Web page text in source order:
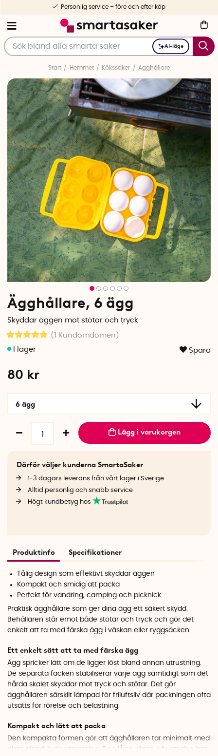
AI-läge
Personlig service – före och efter köp
Start Hemmet Kökssaker Ägghållare
Ägghållare, 6 ägg
Skyddar äggen mot stötar och tryck
(1 Kundomdömen )
Spara
80 kr
6 ägg
Lägg i varukorgen
Därför väljer kunderna SmartaSaker
1-3 dagars leverans från vårt lager i Sverige
Alltid personlig och snabb service
Högt kundbetyg hos
Produktinfo Specifikationer
Tålig design som effektivt skyddar äggen
Kompakt och smidig att packa
Perfekt för vandring, camping och picknick
Praktisk ägghållare som ger dina ägg ett säkert skydd.
Behållaren står emot både stötar och tryck och gör det
enkelt att ta med färska ägg i väskan eller ryggsäcken.
Ett enkelt sätt att ta med färska ägg
Ägg spricker lätt om de ligger löst bland annan utrustning.
De separata facken stabiliserar varje ägg samtidigt som det
hårda skalet skyddar mot tryck och stötar. Det gör
ägghållaren särskilt lämpad för friluftsliv där packningen ofta
utsätts för rörelse och belastning.
Kompakt och lätt att packa
Den kompakta formen gör att ägghållaren tar minimalt med
plats bland övrig utrustning. Den låga vikten gör att den inte